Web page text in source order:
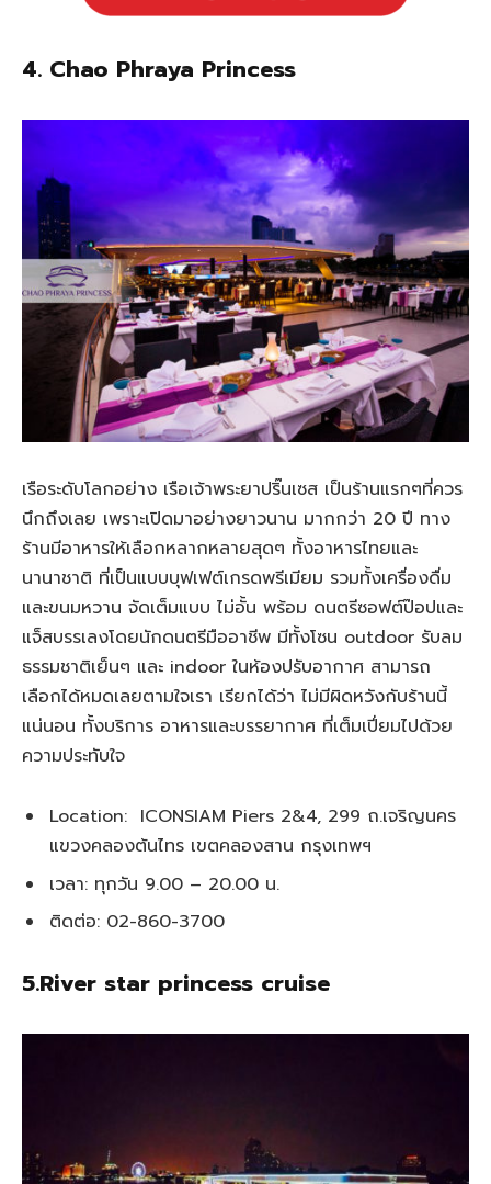
4. Chao Phraya Princess
เรือระดับโลกอย่าง เรือเจ้าพระยาปริ๊นเซส เป็นร้านแรกๆที่ควร
นึกถึงเลย เพราะเปิดมาอย่างยาวนาน มากกว่า 20 ปี ทาง
ร้านมีอาหารให้เลือกหลากหลายสุดๆ ทั้งอาหารไทยและ
นานาชาติ ที่เป็นแบบบุฟเฟต์เกรดพรีเมียม รวมทั้งเครื่องดื่ม
และขนมหวาน จัดเต็มแบบ ไม่อั้น พร้อม ดนตรีซอฟต์ป๊อปและ
แจ็สบรรเลงโดยนักดนตรีมืออาชีพ มีทั้งโซน outdoor รับลม
ธรรมชาติเย็นๆ และ indoor ในห้องปรับอากาศ สามารถ
เลือกได้หมดเลยตามใจเรา เรียกได้ว่า ไม่มีผิดหวังกับร้านนี้
แน่นอน ทั้งบริการ อาหารและบรรยากาศ ที่เต็มเปี่ยมไปด้วย
ความประทับใจ
Location: ICONSIAM Piers 2&4, 299 ถ.เจริญนคร
แขวงคลองต้นไทร เขตคลองสาน กรุงเทพฯ
เวลา: ทุกวัน 9.00 – 20.00 น.
ติดต่อ: 02-860-3700
5.River star princess cruise